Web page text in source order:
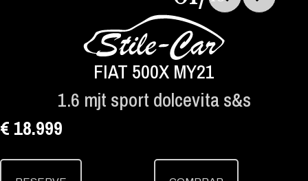
FIAT 500X MY21
1.6 mjt sport dolcevita s&s
€ 18.999